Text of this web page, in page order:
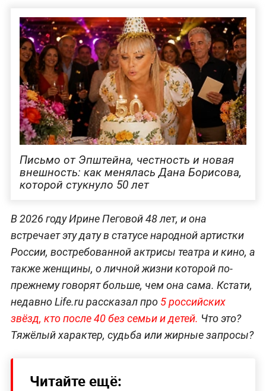
Письмо от Эпштейна, честность и новая
внешность: как менялась Дана Борисова,
которой стукнуло 50 лет
В 2026 году Ирине Пеговой 48 лет, и она
встречает эту дату в статусе народной артистки
России, востребованной актрисы театра и кино, а
также женщины, о личной жизни которой по-
прежнему говорят больше, чем она сама. Кстати,
недавно Life.ru рассказал про 5 российских
звёзд, кто после 40 без семьи и детей. Что это?
Тяжёлый характер, судьба или жирные запросы?
Читайте ещё: